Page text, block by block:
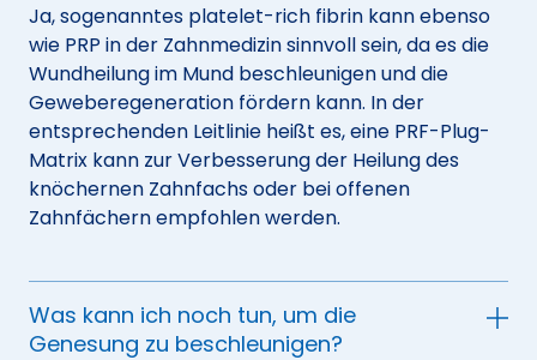
Ja, sogenanntes platelet-rich fibrin kann ebenso
wie PRP in der Zahnmedizin sinnvoll sein, da es die
Wundheilung im Mund beschleunigen und die
Geweberegeneration fördern kann. In der
entsprechenden Leitlinie heißt es, eine PRF-Plug-
Matrix kann zur Verbesserung der Heilung des
knöchernen Zahnfachs oder bei offenen
Zahnfächern empfohlen werden.
Was kann ich noch tun, um die
Genesung zu beschleunigen?